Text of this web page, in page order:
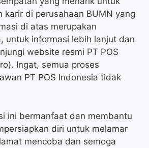
karir di perusahaan BUMN yang
di atas merupakan
untuk informasi lebih lanjut dan
website resmi PT POS
Ingat, semua proses
PT POS Indonesia tidak
ini bermanfaat dan membantu
diri untuk melamar
mencoba dan semoga